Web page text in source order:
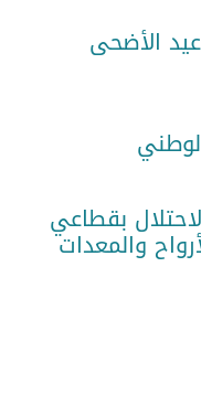
الأضحى
بقطاعي
والمعدات